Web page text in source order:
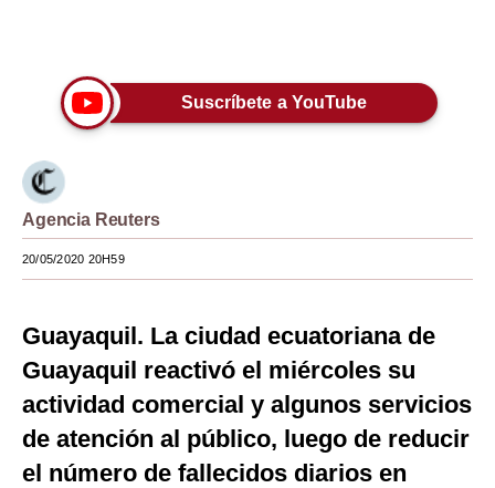
México
España
Internacional
Tecnología
Club del Suscriptor
G de Gestión
Notas Contratadas
Podcast
Gestión TV
Suscríbete a YouTube
Agencia Reuters
20/05/2020 20H59
Guayaquil. La ciudad ecuatoriana de
Guayaquil reactivó el miércoles su
actividad comercial y algunos servicios
de atención al público, luego de reducir
el número de fallecidos diarios en